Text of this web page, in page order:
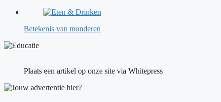
Betekenis van monderen
Plaats een artikel op onze site via Whitepress